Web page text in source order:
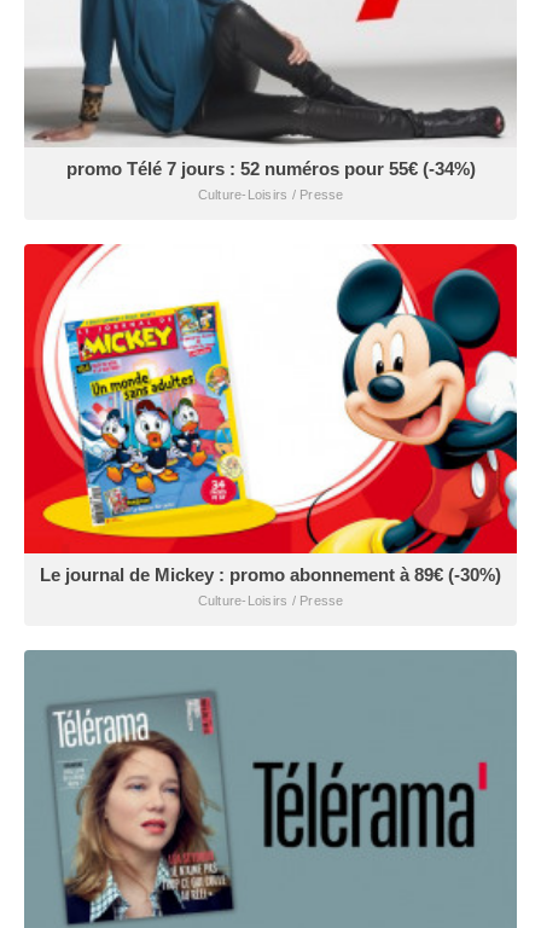
promo Télé 7 jours : 52 numéros pour 55€ (-34%)
Culture-Loisirs / Presse
Le journal de Mickey : promo abonnement à 89€ (-30%)
Culture-Loisirs / Presse